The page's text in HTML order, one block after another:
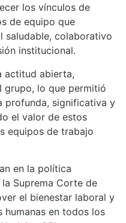
los vínculos de
de equipo que
saludable, colaborativo
institucional.
actitud abierta,
lo que permitió
profunda, significativa y
el valor de estos
equipos de trabajo
en la política
Suprema Corte de
el bienestar laboral y
humanas en todos los